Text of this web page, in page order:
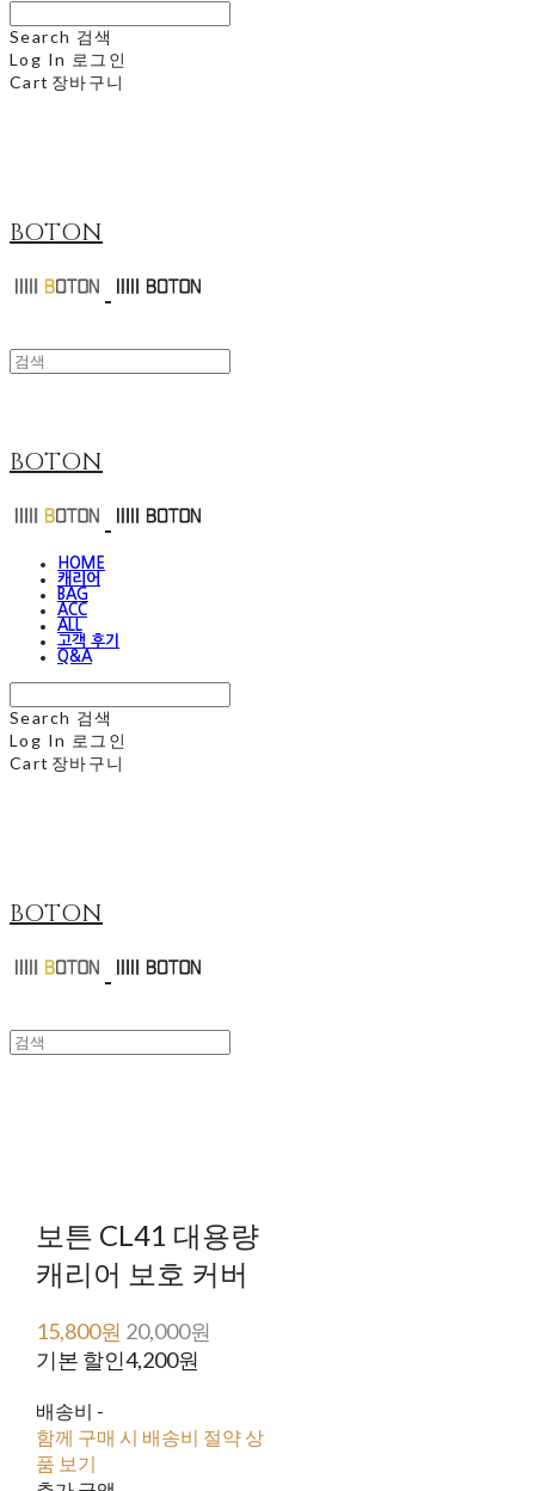
Search 검색
Log In 로그인
Cart 장바구니
BOTON
BOTON
HOME
캐리어
BAG
ACC
ALL
고객 후기
Q&A
Search 검색
Log In 로그인
Cart 장바구니
BOTON
보튼 CL41 대용량
캐리어 보호 커버
15,800원 20,000원
기본 할인4,200원
배송비 -
함께 구매 시 배송비 절약 상
품 보기